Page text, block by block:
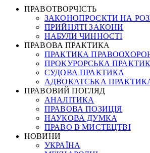
ПРАВОТВОРЧІСТЬ
ЗАКОНОПРОЄКТИ НА
ПРИЙНЯТІ ЗАКОНИ
НАБУЛИ ЧИННОСТІ
ПРАВОВА ПРАКТИКА
ПРАКТИКА
ПРОКУРОРСЬКА
СУДОВА ПРАКТИКА
АДВОКАТСЬКА
ПРАВОВИЙ ПОГЛЯД
АНАЛІТИКА
ПРАВОВА ПОЗИЦІЯ
НАУКОВА ДУМКА
ПРАВО В МИСТЕЦТВІ
НОВИНИ
УКРАЇНА